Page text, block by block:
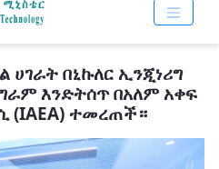
ሀገራት በኒኩለር ኢንጂነሪግ
እንድትሰጥ በአለም አቀፍ
(IAEA) ተመረጠች።